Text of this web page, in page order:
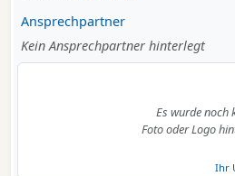
Ansprechpartner
Kein Ansprechpartner hinterlegt
Es wurde noch
Foto oder Logo
Ihr